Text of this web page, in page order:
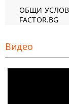
ОБЩИ
FACTOR.BG
Видео